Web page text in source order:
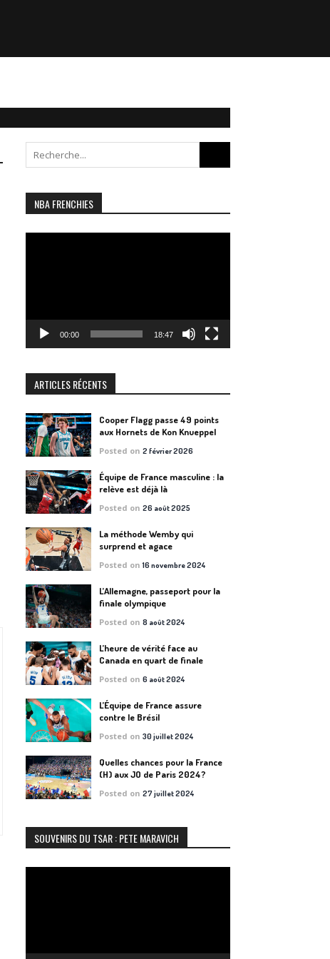
for:
NBA FRENCHIES
00:00 18:47
ARTICLES RÉCENTS
Cooper Flagg passe 49 points
aux Hornets de Kon Knueppel
Posted on2 février 2026
Équipe de France masculine : la
relève est déjà là
Posted on26 août 2025
La méthode Wemby qui
surprend et agace
Posted on16 novembre 2024
L’Allemagne, passeport pour la
finale olympique
Posted on8 août 2024
L’heure de vérité face au
Canada en quart de finale
Posted on6 août 2024
L’Équipe de France assure
contre le Brésil
Posted on30 juillet 2024
Quelles chances pour la France
(H) aux JO de Paris 2024?
Posted on27 juillet 2024
SOUVENIRS DU TSAR : PETE MARAVICH